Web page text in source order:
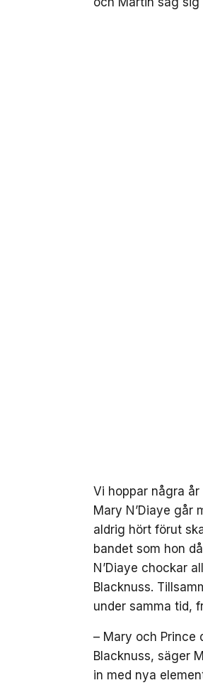
Vi hoppar några
Mary N’Diaye går
aldrig hört förut
bandet som hon
N’Diaye chockar
Blacknuss.
under samma tid,
– Mary och Prince
Blacknuss, säger
in med nya